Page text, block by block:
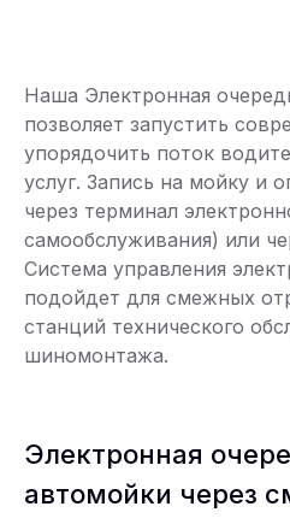
Наша Электронная
позволяет запустить
упорядочить поток
услуг. Запись на мойку и
через терминал
самообслуживания) или
Система управления
подойдет для смежных
станций технического
шиномонтажа.
Электронная
автомойки через